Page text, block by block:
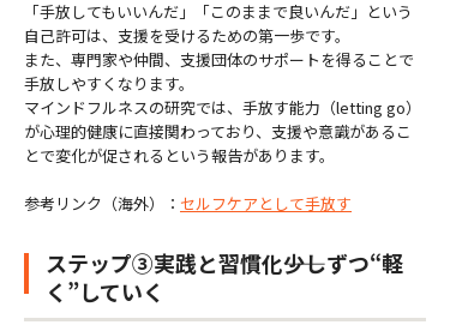
「手放してもいいんだ」「このままで良いんだ」という
自己許可は、支援を受けるための第一歩です。
また、専門家や仲間、支援団体のサポートを得ることで
手放しやすくなります。
マインドフルネスの研究では、手放す能力（letting go）
が心理的健康に直接関わっており、支援や意識があるこ
とで変化が促されるという報告があります。
参考リンク（海外）： セルフケアとして手放す
ステップ③実践と習慣化――少しずつ“軽
く”していく